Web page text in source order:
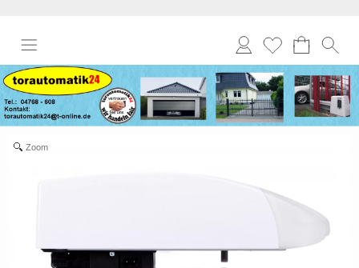
Anmelden
Merkliste
Zoom